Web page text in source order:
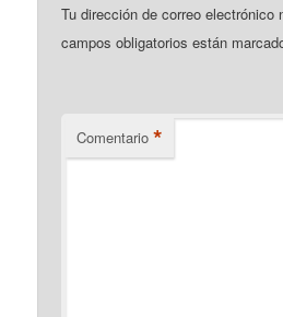
Tu dirección de correo electrónico
campos obligatorios están
Comentario *